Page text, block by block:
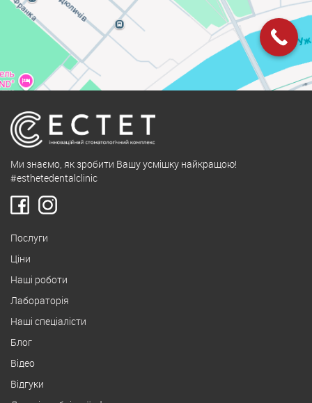
Ми знаємо, як зробити Вашу усмішку найкращою!
#esthetedentalclinic
Послуги
Ціни
Наші роботи
Лабораторія
Наші спеціалісти
Блог
Відео
Відгуки